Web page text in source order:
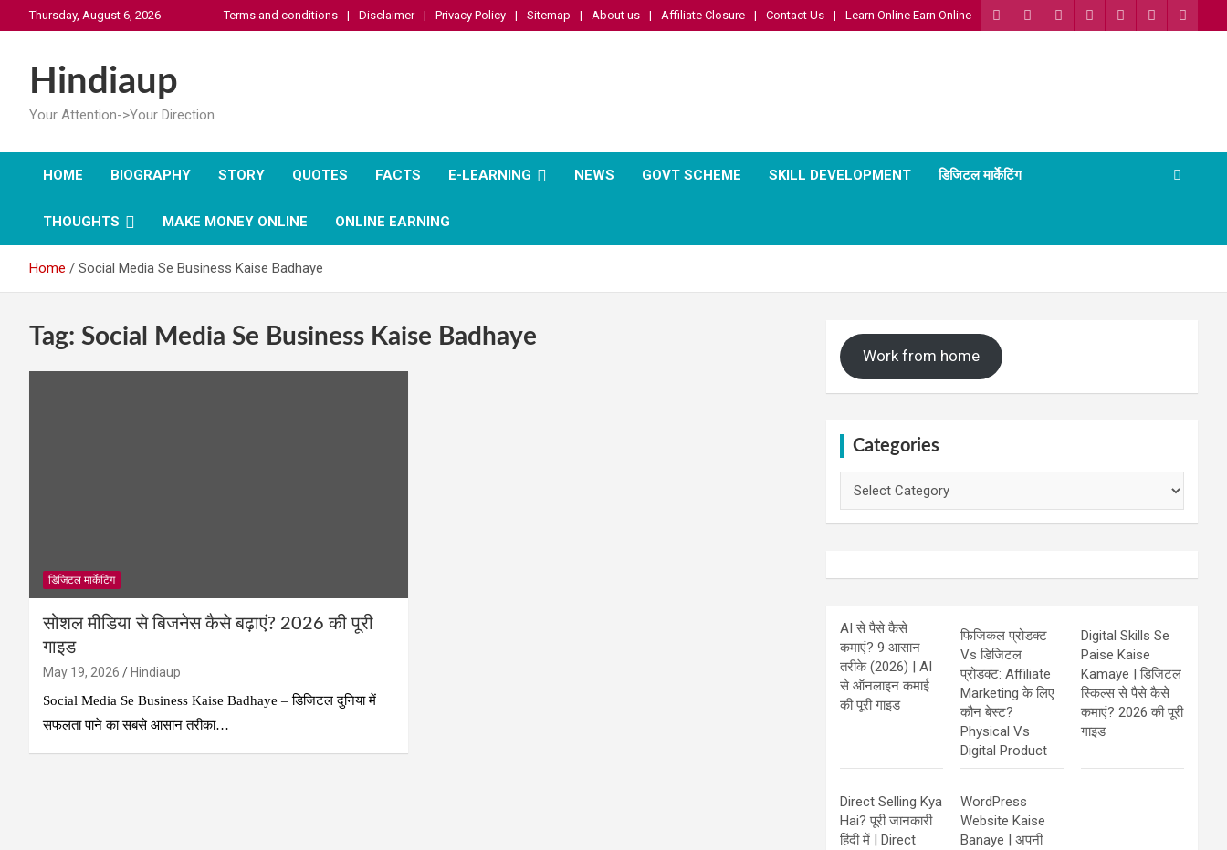
to
Thursday, August 6, 2026 Terms and conditions Disclaimer Privacy Policy Sitemap About us Affiliate Closure Contact Us Learn Online Earn Online
Hindiaup
Your Attention->Your Direction
HOME BIOGRAPHY STORY QUOTES FACTS E-LEARNING NEWS GOVT SCHEME SKILL DEVELOPMENT डिजिटल मार्केटिंग
THOUGHTS MAKE MONEY ONLINE ONLINE EARNING
Home Social Media Se Business Kaise Badhaye
Tag: Social Media Se Business Kaise Badhaye
डिजिटल मार्केटिंग
सोशल मीडिया से बिजनेस कैसे बढ़ाएं? 2026 की पूरी
गाइड
May 19, 2026
Hindiaup
Social Media Se Business Kaise Badhaye – डिजिटल दुनिया में
सफलता पाने का सबसे आसान तरीका…
Work from home
Categories
AI से पैसे कैसे
कमाएं? 9 आसान
तरीके (2026) | AI
से ऑनलाइन कमाई
की पूरी गाइड
फिजिकल प्रोडक्ट
Vs डिजिटल
प्रोडक्ट: Affiliate
Marketing के लिए
कौन बेस्ट?
Physical Vs
Digital Product
Digital Skills Se
Paise Kaise
Kamaye | डिजिटल
स्किल्स से पैसे कैसे
कमाएं? 2026 की पूरी
गाइड
Direct Selling Kya
Hai? पूरी जानकारी
हिंदी में | Direct
WordPress
Website Kaise
Banaye | अपनी